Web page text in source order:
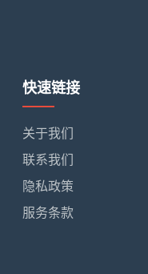
快速链接
关于我们
联系我们
隐私政策
服务条款